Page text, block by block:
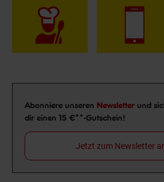
Newsletter Anmeldung
Abonniere unseren Newsletter und
dir einen 15 €**-Gutschein!
Jetzt zum Newsletter